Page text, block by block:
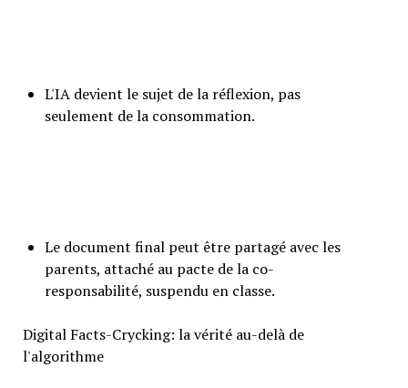
L'IA devient le sujet de la réflexion, pas
seulement de la consommation.
Le document final peut être partagé avec les
parents, attaché au pacte de la co-
responsabilité, suspendu en classe.
Digital Facts-Crycking: la vérité au-delà de
l'algorithme